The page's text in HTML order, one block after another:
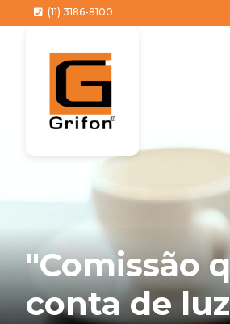
(11) 3186-8100
"Comissão
conta de